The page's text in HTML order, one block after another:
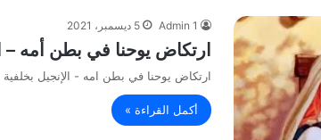
Admin 1 5 ديسمبر، 2021
ارتكاض يوحنا في بطن أمه –
ارتكاض يوحنا في بطن امه - الإنجيل بخلفية
أكمل القراءة »